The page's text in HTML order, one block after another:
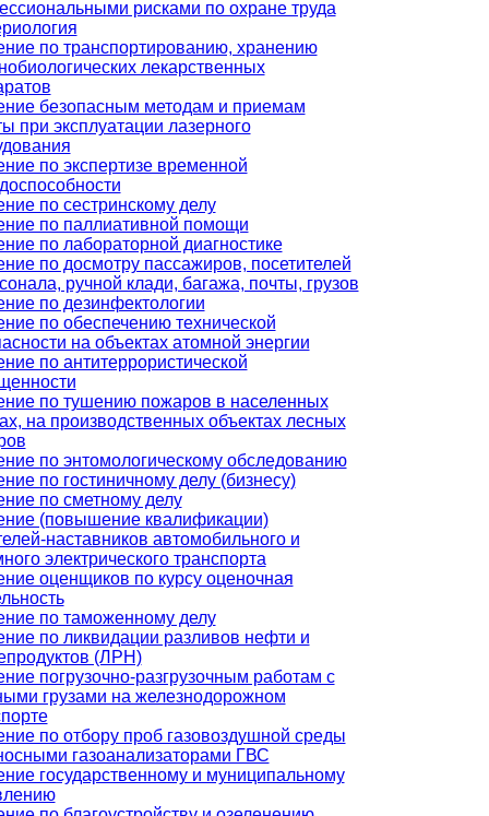
рисками по охране труда
по транспортированию, хранению
лекарственных
безопасным методам и приемам
при эксплуатации лазерного
по экспертизе временной
по сестринскому делу
по паллиативной помощи
по лабораторной диагностике
по досмотру пассажиров, посетителей
ручной клади, багажа, почты, грузов
по дезинфектологии
по обеспечению технической
на объектах атомной энергии
по антитеррористической
по тушению пожаров в населенных
на производственных объектах лесных
по энтомологическому обследованию
по гостиничному делу (бизнесу)
по сметному делу
(повышение квалификации)
наставников автомобильного и
электрического транспорта
оценщиков по курсу оценочная
по таможенному делу
по ликвидации разливов нефти и
(ЛРН)
погрузочно-разгрузочным работам с
грузами на железнодорожном
по отбору проб газовоздушной среды
газоанализаторами ГВС
государственному и муниципальному